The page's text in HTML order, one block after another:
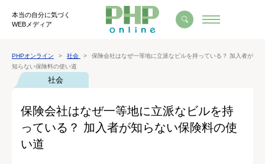
本当の自分に気づく
WEBメディア
PHPオンライン 社会
保険会社はなぜ一等地に立派なビルを持っている？ 加入者が
知らない保険料の使い道
社会
保険会社はなぜ一等地に立派なビルを持
っている？ 加入者が知らない保険料の使
い道